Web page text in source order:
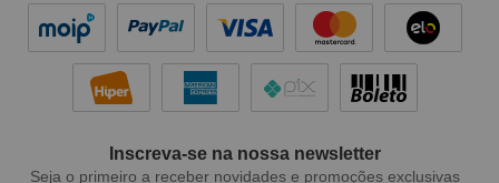
Inscreva-se na nossa newsletter
Seja o primeiro a receber novidades e promoções exclusivas